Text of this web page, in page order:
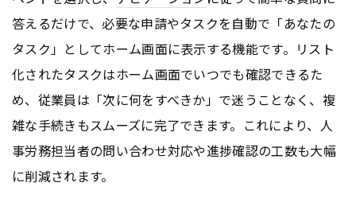
答えるだけで、必要な申請やタスクを自動で「あなたの
タスク」としてホーム画面に表示する機能です。リスト
化されたタスクはホーム画面でいつでも確認できるた
め、従業員は「次に何をすべきか」で迷うことなく、複
雑な手続きもスムーズに完了できます。これにより、人
事労務担当者の問い合わせ対応や進捗確認の工数も大幅
に削減されます。